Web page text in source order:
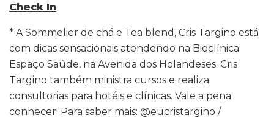
Check In
* A Sommelier de chá e Tea blend, Cris Targino está
com dicas sensacionais atendendo na Bioclínica
Espaço Saúde, na Avenida dos Holandeses. Cris
Targino também ministra cursos e realiza
consultorias para hotéis e clínicas. Vale a pena
conhecer! Para saber mais: @eucristargino /